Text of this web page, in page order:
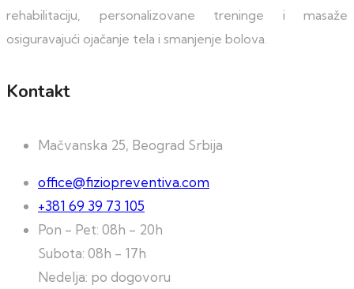
rehabilitaciju, personalizovane treninge i masaže
osiguravajući ojačanje tela i smanjenje bolova.
Kontakt
Mačvanska 25, Beograd Srbija
office@fiziopreventiva.com
+381 69 39 73 105
Pon - Pet: 08h - 20h
Subota: 08h - 17h
Nedelja: po dogovoru